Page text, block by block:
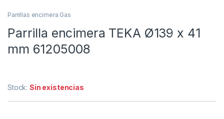
Parrillas encimera Gas
Parrilla encimera TEKA Ø139 x 41
mm 61205008
Stock:Sin existencias